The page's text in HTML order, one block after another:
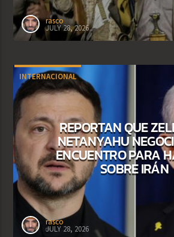
rasco
JULY 28, 2026
INTERNACIONAL
REPORTAN QUE
NETANYAHU
ENCUENTRO PARA
SOBRE IRÁN
rasco
JULY 28, 2026